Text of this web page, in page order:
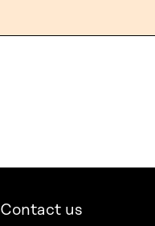
Contact us